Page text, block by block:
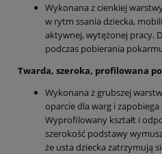
Wykonana z cienkiej
w rytm ssania dziecka,
aktywnej, wytężonej pracy.
podczas pobierania
Twarda, szeroka, profilowana
Wykonana z grubszej
oparcie dla warg i
Wyprofilowany kształt i
szerokość podstawy
że usta dziecka zatrzymują